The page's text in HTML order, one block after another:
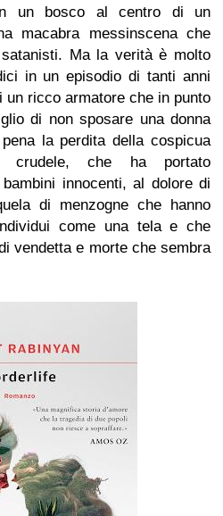
un bosco al centro di un
macabra messinscena che
Ma la verità è molto
in un episodio di tanti anni
un ricco armatore che in punto
di non sposare una donna
la perdita della cospicua
crudele, che ha portato
bambini innocenti, al dolore di
di menzogne che hanno
come una tela e che
vendetta e morte che sembra